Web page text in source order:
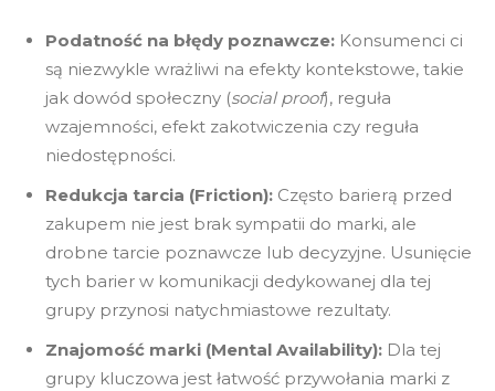
Podatność na błędy poznawcze: Konsumenci ci
są niezwykle wrażliwi na efekty kontekstowe, takie
jak dowód społeczny (social proof), reguła
wzajemności, efekt zakotwiczenia czy reguła
niedostępności.
Redukcja tarcia (Friction): Często barierą przed
zakupem nie jest brak sympatii do marki, ale
drobne tarcie poznawcze lub decyzyjne. Usunięcie
tych barier w komunikacji dedykowanej dla tej
grupy przynosi natychmiastowe rezultaty.
Znajomość marki (Mental Availability): Dla tej
grupy kluczowa jest łatwość przywołania marki z